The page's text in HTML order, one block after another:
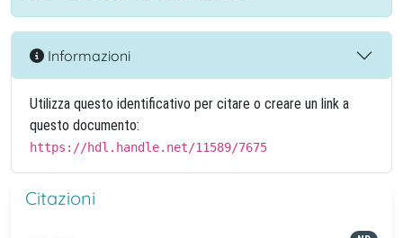
Informazioni
Utilizza questo identificativo per citare o creare un link a
questo documento:
https://hdl.handle.net/11589/7675
Citazioni